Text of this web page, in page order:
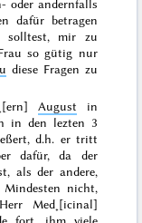
oder andernfalls
dafür betragen
solltest, mir zu
so gütig nur
diese Fragen zu
August in
in den lezten 3
d.h. er tritt
dafür, da der
als der andere,
nicht,
Med˖[icinal]